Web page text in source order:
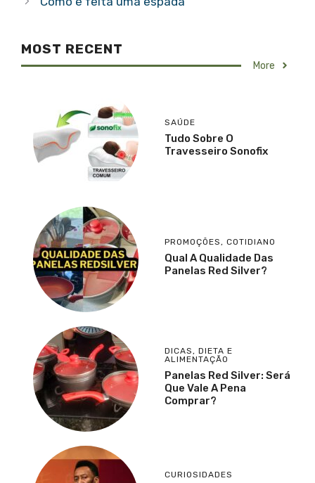
MOST RECENT
More
SAÚDE
Tudo Sobre O
Travesseiro Sonofix
PROMOÇÕES, COTIDIANO
Qual A Qualidade Das
Panelas Red Silver?
DICAS, DIETA E
ALIMENTAÇÃO
Panelas Red Silver: Será
Que Vale A Pena
Comprar?
CURIOSIDADES